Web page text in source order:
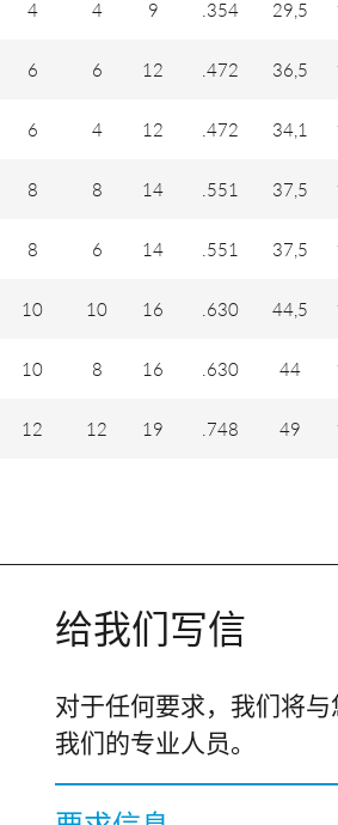
4 4 9 .354 29,5
6 6 12 .472 36,5
6 4 12 .472 34,1
8 8 14 .551 37,5
8 6 14 .551 37,5
10 10 16 .630 44,5
10 8 16 .630 44
12 12 19 .748 49
给我们写信
对于任何要求，我们将与
我们的专业人员。